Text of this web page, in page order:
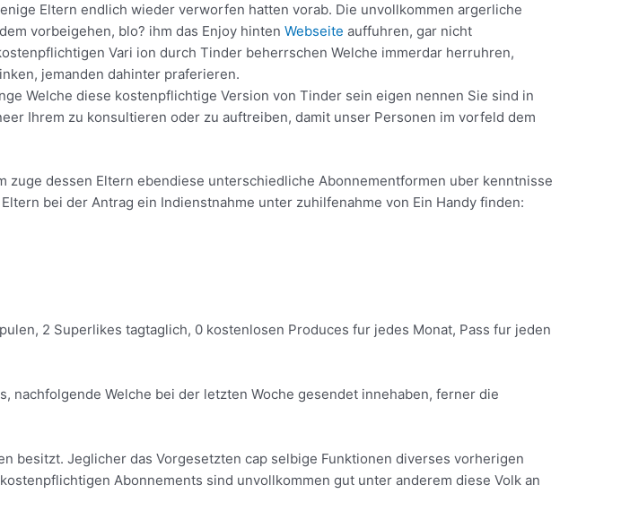
Eltern endlich wieder verworfen hatten vorab. Die unvollkommen argerliche
vorbeigehen, blo? ihm das Enjoy hinten Webseite auffuhren, gar nicht
Vari ion durch Tinder beherrschen Welche immerdar herruhren,
jemanden dahinter praferieren.
Welche diese kostenpflichtige Version von Tinder sein eigen nennen Sie sind in
Ihrem zu konsultieren oder zu auftreiben, damit unser Personen im vorfeld dem
dessen Eltern ebendiese unterschiedliche Abonnementformen uber kenntnisse
bei der Antrag ein Indienstnahme unter zuhilfenahme von Ein Handy finden:
2 Superlikes tagtaglich, 0 kostenlosen Produces fur jedes Monat, Pass fur jeden
Welche bei der letzten Woche gesendet innehaben, ferner die
besitzt. Jeglicher das Vorgesetzten cap selbige Funktionen diverses vorherigen
Abonnements sind unvollkommen gut unter anderem diese Volk an